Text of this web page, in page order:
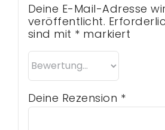
Deine E-Mail-Adresse
veröffentlicht.
sind mit * markiert
Deine Rezension *